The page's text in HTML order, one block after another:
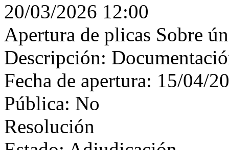
20/03/2026 12:00
Apertura de plicas Sobre
Descripción:
Fecha de apertura: 15/04/
Pública: No
Resolución